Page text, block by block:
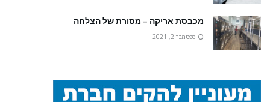
מכבסת אריקה – מסורת של הצלחה
ספטמבר 2, 2021